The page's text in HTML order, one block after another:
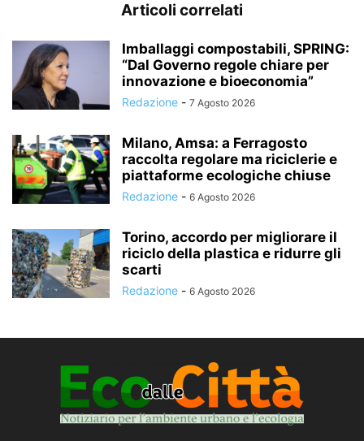
Articoli correlati
Imballaggi compostabili, SPRING:
“Dal Governo regole chiare per
innovazione e bioeconomia”
Redazione - 7 Agosto 2026
Milano, Amsa: a Ferragosto
raccolta regolare ma riciclerie e
piattaforme ecologiche chiuse
Redazione - 6 Agosto 2026
Torino, accordo per migliorare il
riciclo della plastica e ridurre gli
scarti
Redazione - 6 Agosto 2026